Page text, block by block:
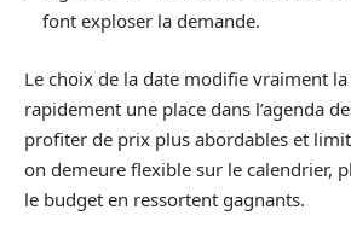
font exploser la demande.
Le choix de la date modifie vraiment
rapidement une place dans l’agenda
profiter de prix plus abordables et
on demeure flexible sur le calendrier,
le budget en ressortent gagnants.